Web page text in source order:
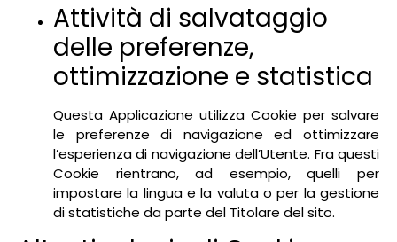
Attività di salvataggio
delle preferenze,
ottimizzazione e statistica
Questa Applicazione utilizza Cookie per salvare
le preferenze di navigazione ed ottimizzare
l’esperienza di navigazione dell’Utente. Fra questi
Cookie rientrano, ad esempio, quelli per
impostare la lingua e la valuta o per la gestione
di statistiche da parte del Titolare del sito.